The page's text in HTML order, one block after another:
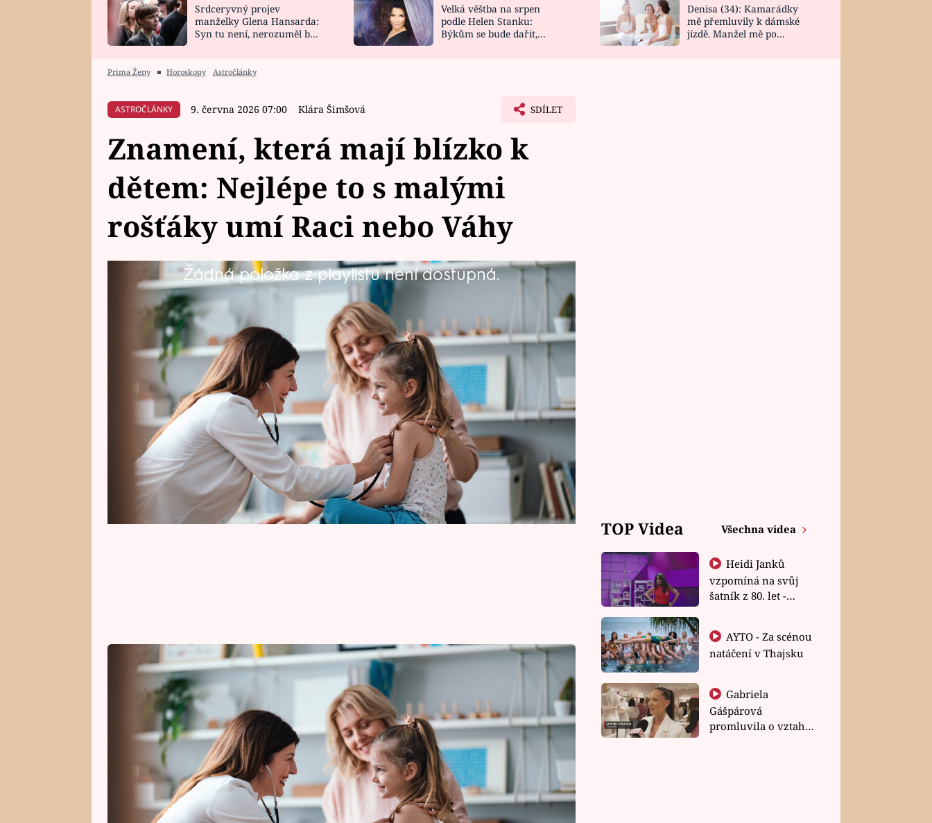
HOROSKOP NA
CELEBRITY
VAŘENÍ
NOVINKY
VIDEORECEPTY
DESIGN
Srdceryvný projev
manželky Glena Hansarda:
Syn tu není, nerozuměl by
Velká věštba na srpen
podle Helen Stanku:
Býkům se bude dařit,
Denisa (34): Kamarádky
mě přemluvily k dámské
jízdě. Manžel mě po
Prima Ženy ■ Horoskopy Astročlánky
ASTROČLÁNKY 9. června 2026 07:00 Klára Šimšová SDÍLET
Znamení, která mají blízko k
dětem: Nejlépe to s malými
rošťáky umí Raci nebo Váhy
Žádná položka z playlistu není dostupná.
Někteří lidé mají k dětem přirozeně blízko. Umí je rozesmát, uklidnit,
naslouchat jim a vytvořit kolem sebe atmosféru, ve které se děti cítí
bezpečně a šťastně. Nejde jen o trpělivost, ale také o schopnost
chápat dětský svět, fantazii i emoce. Některá znamení mají pro práci s
dětmi, rodičovství nebo obecně péči o ty nejmenší opravdu výjimečný
talent.
TOP Videa Všechna videa
Heidi Janků
vzpomíná na svůj
šatník z 80. let -
natáčení v Thajsku
Gabriela
Gášpárová
promluvila o vztahu